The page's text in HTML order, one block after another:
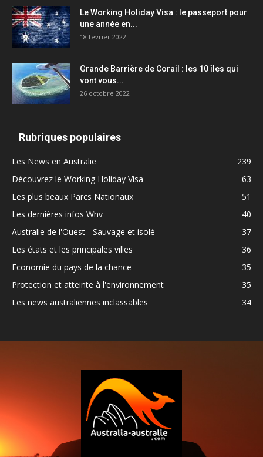
Le Working Holiday Visa : le passeport pour
une année en...
18 février 2022
Grande Barrière de Corail : les 10 îles qui
vont vous...
26 octobre 2022
Rubriques populaires
Les News en Australie
239
Découvrez le Working Holiday Visa
63
Les plus beaux Parcs Nationaux
51
Les dernières infos Whv
40
Australie de l'Ouest - Sauvage et isolé
37
Les états et les principales villes
36
Economie du pays de la chance
35
Protection et atteinte à l'environnement
35
Les news australiennes inclassables
34